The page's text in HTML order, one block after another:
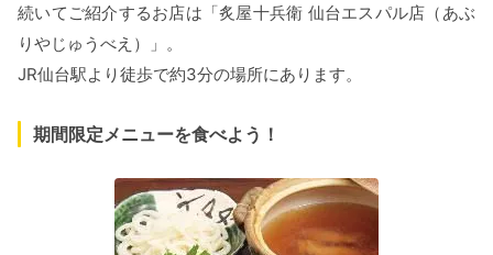
続いてご紹介するお店は「炙屋十兵衛 仙台エスパル店（あぶ
りやじゅうべえ）」。
JR仙台駅より徒歩で約3分の場所にあります。
期間限定メニューを食べよう！